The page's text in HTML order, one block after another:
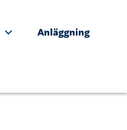
Anläggning